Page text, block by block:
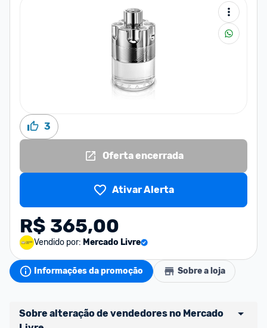
3
Oferta encerrada
Ativar Alerta
R$ 365,00
Vendido por: Mercado Livre
Informações da promoção Sobre a loja
Sobre alteração de vendedores no Mercado